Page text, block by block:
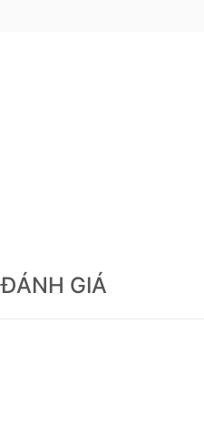
ĐÁNH GIÁ